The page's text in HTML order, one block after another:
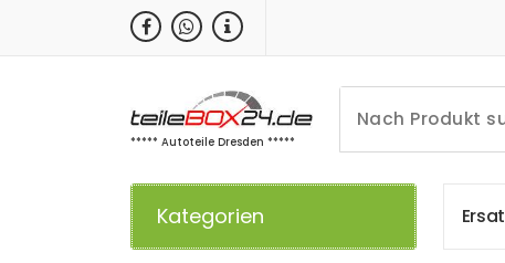
***** Autoteile Dresden *****
Kategorien Ersat